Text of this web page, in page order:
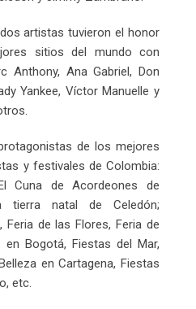
artistas tuvieron el honor
sitios del mundo con
Anthony, Ana Gabriel, Don
Yankee, Víctor Manuelle y
de los mejores
y festivales de Colombia:
Cuna de Acordeones de
tierra natal de Celedón;
Feria de las Flores, Feria de
en Bogotá, Fiestas del Mar,
en Cartagena, Fiestas
etc.